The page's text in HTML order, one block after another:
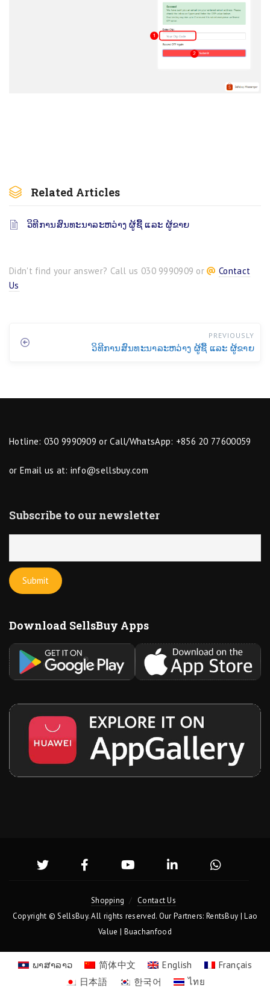
Related Articles
ວິທີການສົນທະນາລະຫວ່າງ ຜູ້ຊື້ ແລະ ຜູ້ຂາຍ
Didn't find your answer? Call us 030 9990909 or
Contact
Us
PREVIOUSLY
ວິທີການສົນທະນາລະຫວ່າງ ຜູ້ຊື້ ແລະ ຜູ້ຂາຍ
Hotline: 030 9990909 or Call/WhatsApp: +856 20 77600059
or Email us at: info@sellsbuy.com
Subscribe to our newsletter
Download SellsBuy Apps
Shopping
Contact Us
Copyright ©SellsBuy. All rights reserved. Our Partners: RentsBuy |Lao
Value | Buachanfood
ພາ​ສາ​ລາວ 简体中文 English
Français
日本語
한국어 ไทย